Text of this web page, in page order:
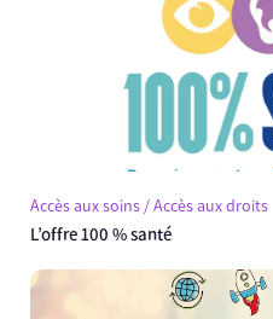
Accès aux soins / Accès aux droits
L’offre 100 % santé